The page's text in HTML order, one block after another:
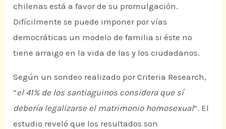
chilenas está a favor de su promulgación.
Difícilmente se puede imponer por vías
democráticas un modelo de familia si éste no
tiene arraigo en la vida de las y los ciudadanos.
Según un sondeo realizado por Criteria Research,
“el 41% de los santiaguinos considera que sí
debería legalizarse el matrimonio homosexual”. El
estudio reveló que los resultados son